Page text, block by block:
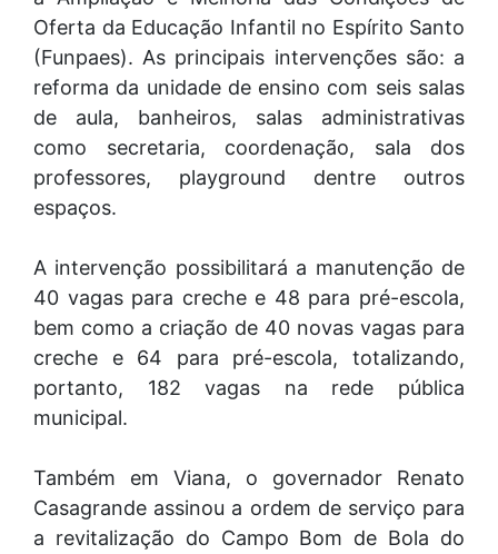
Oferta da Educação Infantil no Espírito Santo
(Funpaes). As principais intervenções são: a
reforma da unidade de ensino com seis salas
de aula, banheiros, salas administrativas
como secretaria, coordenação, sala dos
professores, playground dentre outros
espaços.
A intervenção possibilitará a manutenção de
40 vagas para creche e 48 para pré-escola,
bem como a criação de 40 novas vagas para
creche e 64 para pré-escola, totalizando,
portanto, 182 vagas na rede pública
municipal.
Também em Viana, o governador Renato
Casagrande assinou a ordem de serviço para
a revitalização do Campo Bom de Bola do